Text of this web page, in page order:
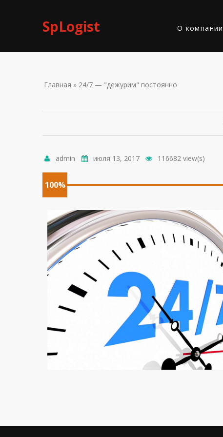
SpLogist О компании
ВЫ ЗДЕСЬ
Главная » 24/7 — "дежурим" постоянно
admin июля 13, 2017 116682 view(s)
100%